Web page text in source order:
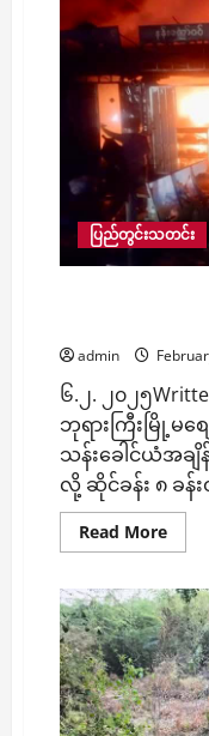
လင်မ
ရန်ဖြ
ရာက
တဲ
ကို
မီးရှို့
ကြ
လို့
ဇနီး
သေ
ကာ
ခင်ပွန်
မီးလ
ဒဏ်ရာ
ပြင်
မှု
ပြည်တွင်းသတင်း
admin
၆.၂. ၂၀၂၅
ဘုရားကြီးမြို့မစ
သန်းခေါင်ယံအချိ
လို့ ဆိုင်ခန်း ၈ ခ
Read MoreRead
more
ကြီး
မြို့
မ
စျေး
မှာ
တစ်
နာရီ
နီးပါး
ကြာ